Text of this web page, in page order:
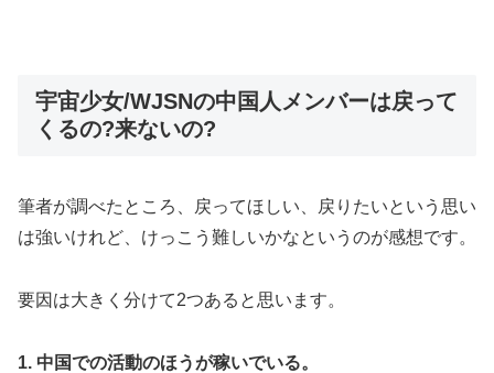
宇宙少女/WJSNの中国人メンバーは戻って
くるの?来ないの?
筆者が調べたところ、戻ってほしい、戻りたいという思い
は強いけれど、けっこう難しいかなというのが感想です。
要因は大きく分けて2つあると思います。
1. 中国での活動のほうが稼いでいる。